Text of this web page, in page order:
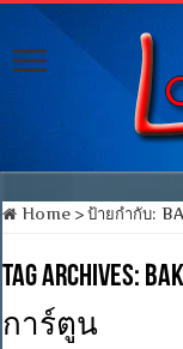
Home > ป้ายกำกับ:
Tag Archives:
การ์ตูน